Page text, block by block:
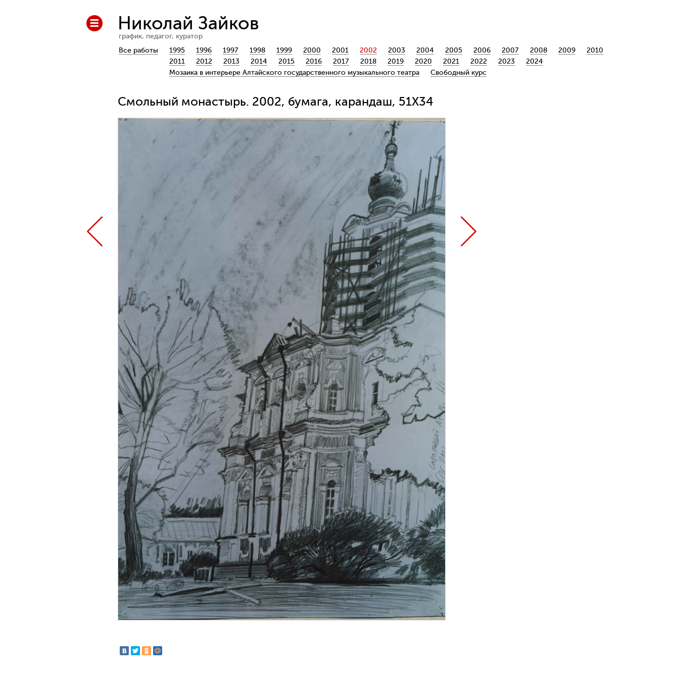
Николай Зайков
график, педагог, куратор
Все работы
1995 1996 1997 1998 1999 2000 2001 2002 2003 2004 2005 2006 2007 2008 2009
2010
2011
2012 2013 2014 2015 2016 2017 2018 2019 2020 2021 2022 2023
2024
Мозаика в интерьере Алтайского государственного музыкального театра
Свободный курс
Смольный монастырь. 2002, бумага, карандаш, 51Х34